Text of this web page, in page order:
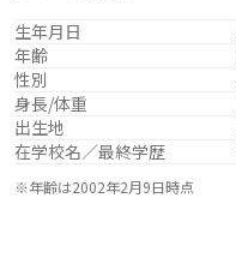
生年月日
年齢
性別
身長/体重
出生地
在学校名／最終学歴
※年齢は2002年2月9日時点